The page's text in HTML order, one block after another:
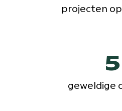
projecten
5
geweldige